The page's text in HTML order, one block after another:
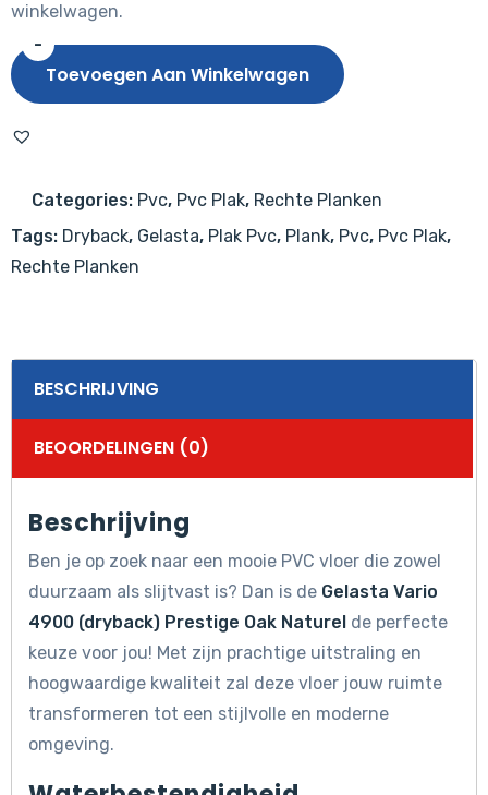
winkelwagen.
-
Gelasta
Vario
(dryback)
Oak
Naturel
aantal
Toevoegen Aan Winkelwagen
Categories: Pvc, Pvc Plak, Rechte Planken
Tags: Dryback, Gelasta, Plak Pvc, Plank, Pvc, Pvc Plak,
Rechte Planken
BESCHRIJVING
BEOORDELINGEN (0)
Beschrijving
Ben je op zoek naar een mooie PVC vloer die zowel
duurzaam als slijtvast is? Dan is de Gelasta Vario
4900 (dryback) Prestige Oak Naturel de perfecte
keuze voor jou! Met zijn prachtige uitstraling en
hoogwaardige kwaliteit zal deze vloer jouw ruimte
transformeren tot een stijlvolle en moderne
omgeving.